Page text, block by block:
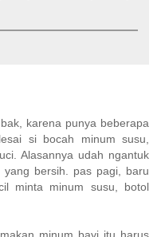
karena punya beberapa
si bocah minum susu,
Alasannya udah ngantuk
bersih. pas pagi, baru
minta minum susu, botol